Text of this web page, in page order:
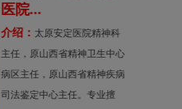
医院...
介绍： 太原安定医院精神科
主任，原山西省精神卫生中心
病区主任，原山西省精神疾病
司法鉴定中心主任。专业擅